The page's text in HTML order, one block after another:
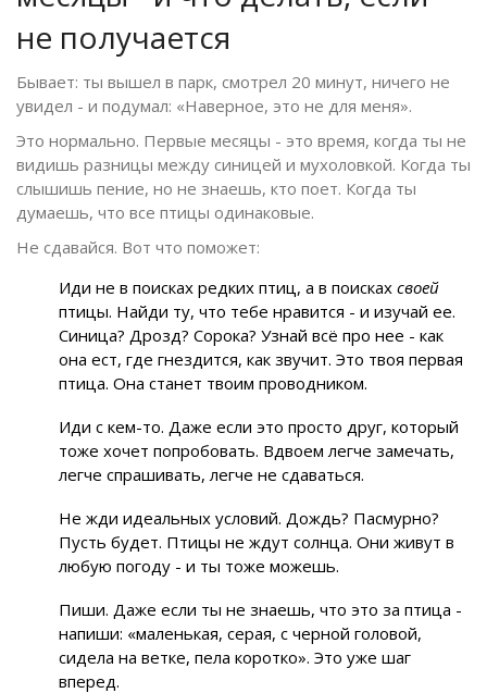
не получается
Бывает: ты вышел в парк, смотрел 20 минут, ничего не
увидел - и подумал: «Наверное, это не для меня».
Это нормально. Первые месяцы - это время, когда ты не
видишь разницы между синицей и мухоловкой. Когда ты
слышишь пение, но не знаешь, кто поет. Когда ты
думаешь, что все птицы одинаковые.
Не сдавайся. Вот что поможет:
Иди не в поисках редких птиц, а в поисках своей
птицы. Найди ту, что тебе нравится - и изучай ее.
Синица? Дрозд? Сорока? Узнай всё про нее - как
она ест, где гнездится, как звучит. Это твоя первая
птица. Она станет твоим проводником.
Иди с кем-то. Даже если это просто друг, который
тоже хочет попробовать. Вдвоем легче замечать,
легче спрашивать, легче не сдаваться.
Не жди идеальных условий. Дождь? Пасмурно?
Пусть будет. Птицы не ждут солнца. Они живут в
любую погоду - и ты тоже можешь.
Пиши. Даже если ты не знаешь, что это за птица -
напиши: «маленькая, серая, с черной головой,
сидела на ветке, пела коротко». Это уже шаг
вперед.